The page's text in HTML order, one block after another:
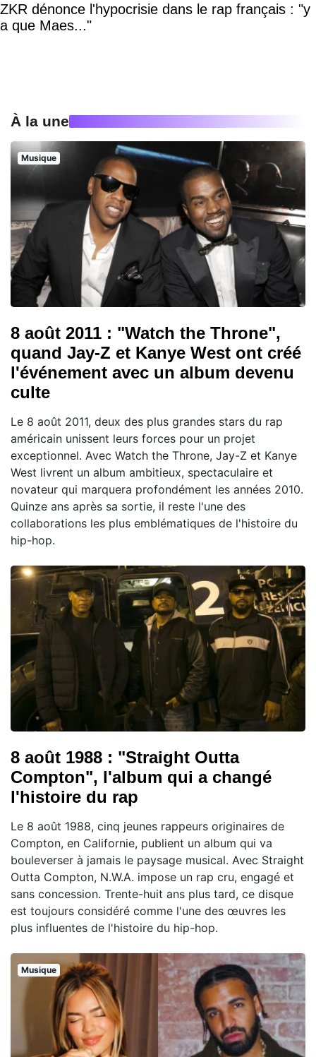
ZKR dénonce l'hypocrisie dans le rap français : "y
a que Maes..."
À la une
Musique
8 août 2011 : "Watch the Throne",
quand Jay-Z et Kanye West ont créé
l'événement avec un album devenu
culte
Le 8 août 2011, deux des plus grandes stars du rap
américain unissent leurs forces pour un projet
exceptionnel. Avec Watch the Throne, Jay-Z et Kanye
West livrent un album ambitieux, spectaculaire et
novateur qui marquera profondément les années 2010.
Quinze ans après sa sortie, il reste l'une des
collaborations les plus emblématiques de l'histoire du
hip-hop.
8 août 1988 : "Straight Outta
Compton", l'album qui a changé
l'histoire du rap
Le 8 août 1988, cinq jeunes rappeurs originaires de
Compton, en Californie, publient un album qui va
bouleverser à jamais le paysage musical. Avec Straight
Outta Compton, N.W.A. impose un rap cru, engagé et
sans concession. Trente-huit ans plus tard, ce disque
est toujours considéré comme l'une des œuvres les
plus influentes de l'histoire du hip-hop.
Musique